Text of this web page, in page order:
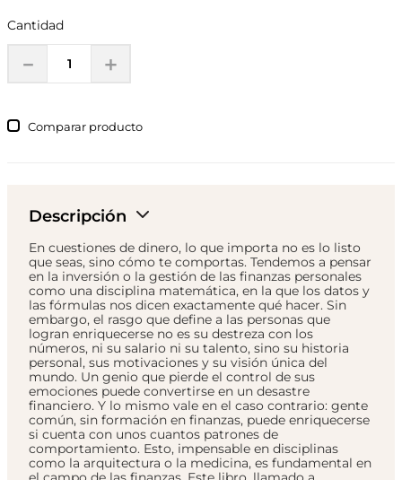
Cantidad
＋
－
Comparar
Descripción
En cuestiones de dinero, lo que importa no es lo listo
que seas, sino cómo te comportas. Tendemos a pensar
en la inversión o la gestión de las finanzas personales
como una disciplina matemática, en la que los datos y
las fórmulas nos dicen exactamente qué hacer. Sin
embargo, el rasgo que define a las personas que
logran enriquecerse no es su destreza con los
números, ni su salario ni su talento, sino su historia
personal, sus motivaciones y su visión única del
mundo. Un genio que pierde el control de sus
emociones puede convertirse en un desastre
financiero. Y lo mismo vale en el caso contrario: gente
común, sin formación en finanzas, puede enriquecerse
si cuenta con unos cuantos patrones de
comportamiento. Esto, impensable en disciplinas
como la arquitectura o la medicina, es fundamental en